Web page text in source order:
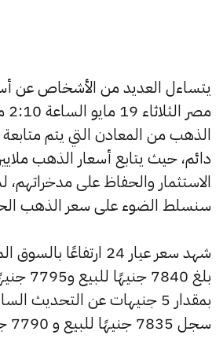
يتساءل العديد من الأشخاص عن
الذهب من المعادن التي يتم
دائم، حيث يتابع أسعار الذهب
الاستثمار والحفاظ على مدخراتهم،
سنسلط الضوء على سعر الذهب
شهد سعر عيار 24
بلغ 7840
بمقدار 5 جنيهات عن التحديث
سجل 7835 جنيهًا للبيع و 7790 جنيهًا للشراء.